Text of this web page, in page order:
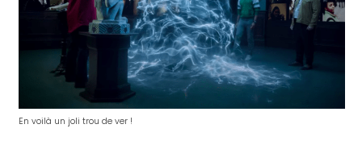
En voilà un joli trou de ver !